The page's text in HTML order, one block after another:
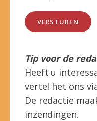
VERSTUREN
Tip voor de
Heeft u
vertel het ons
De redactie
inzendingen.